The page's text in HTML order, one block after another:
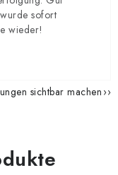
sofort
wieder!
sichtbar machen